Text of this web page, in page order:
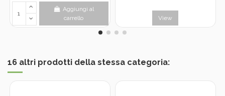
Aggiungi al
carrello
View
16 altri prodotti della stessa categoria: